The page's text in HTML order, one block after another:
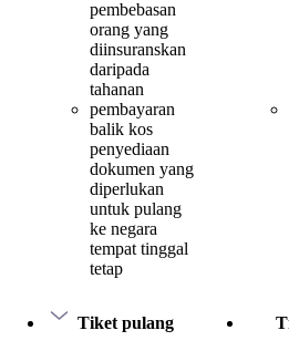
pembebasan
orang yang
diinsuranskan
daripada
tahanan
pembayaran
balik kos
penyediaan
dokumen yang
diperlukan
untuk pulang
ke negara
tempat tinggal
tetap
Tiket pulang